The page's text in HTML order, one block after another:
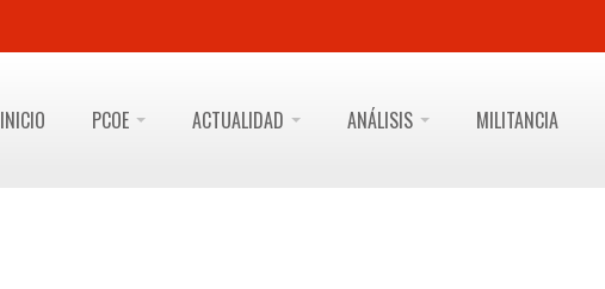
INICIO PCOE ACTUALIDAD ANÁLISIS MILITANCIA